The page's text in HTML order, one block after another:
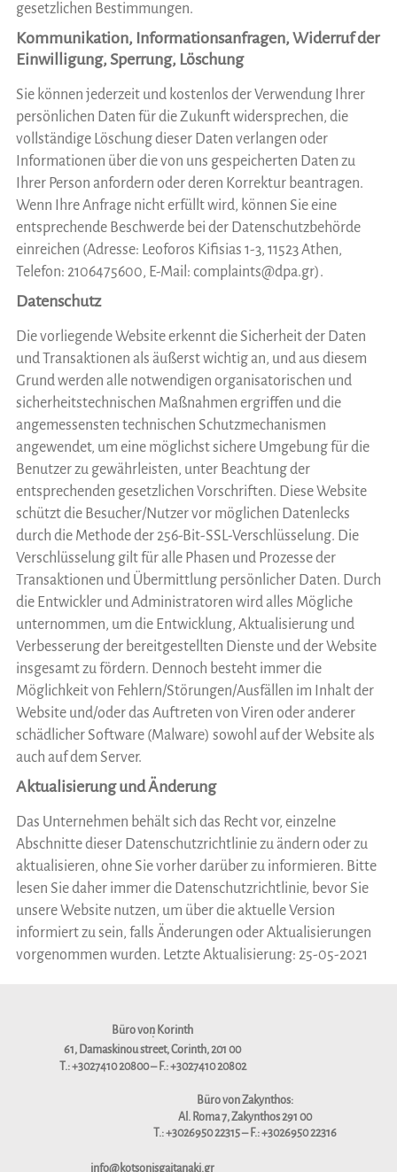
gesetzlichen Bestimmungen.
Kommunikation, Informationsanfragen, Widerruf der
Einwilligung, Sperrung, Löschung
Sie können jederzeit und kostenlos der Verwendung Ihrer
persönlichen Daten für die Zukunft widersprechen, die
vollständige Löschung dieser Daten verlangen oder
Informationen über die von uns gespeicherten Daten zu
Ihrer Person anfordern oder deren Korrektur beantragen.
Wenn Ihre Anfrage nicht erfüllt wird, können Sie eine
entsprechende Beschwerde bei der Datenschutzbehörde
einreichen (Adresse: Leoforos Kifisias 1-3, 11523 Athen,
Telefon: 2106475600, E-Mail: complaints@dpa.gr).
Datenschutz
Die vorliegende Website erkennt die Sicherheit der Daten
und Transaktionen als äußerst wichtig an, und aus diesem
Grund werden alle notwendigen organisatorischen und
sicherheitstechnischen Maßnahmen ergriffen und die
angemessensten technischen Schutzmechanismen
angewendet, um eine möglichst sichere Umgebung für die
Benutzer zu gewährleisten, unter Beachtung der
entsprechenden gesetzlichen Vorschriften. Diese Website
schützt die Besucher/Nutzer vor möglichen Datenlecks
durch die Methode der 256-Bit-SSL-Verschlüsselung. Die
Verschlüsselung gilt für alle Phasen und Prozesse der
Transaktionen und Übermittlung persönlicher Daten. Durch
die Entwickler und Administratoren wird alles Mögliche
unternommen, um die Entwicklung, Aktualisierung und
Verbesserung der bereitgestellten Dienste und der Website
insgesamt zu fördern. Dennoch besteht immer die
Möglichkeit von Fehlern/Störungen/Ausfällen im Inhalt der
Website und/oder das Auftreten von Viren oder anderer
schädlicher Software (Malware) sowohl auf der Website als
auch auf dem Server.
Aktualisierung und Änderung
Das Unternehmen behält sich das Recht vor, einzelne
Abschnitte dieser Datenschutzrichtlinie zu ändern oder zu
aktualisieren, ohne Sie vorher darüber zu informieren. Bitte
lesen Sie daher immer die Datenschutzrichtlinie, bevor Sie
unsere Website nutzen, um über die aktuelle Version
informiert zu sein, falls Änderungen oder Aktualisierungen
vorgenommen wurden. Letzte Aktualisierung: 25-05-2021
Büro von Korinth
:
61, Damaskinou street, Corinth, 201 00
Τ.:+3027410 20800– F.:+3027410 20802
Büro von Zakynthos:
Al. Roma 7, Zakynthos 291 00
Τ.:+3026950 22315– F.:+3026950 22316
info@kotsonisgaitanaki.gr